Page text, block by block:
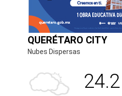
QUERÉTARO CITY
Nubes Dispersas
24.2